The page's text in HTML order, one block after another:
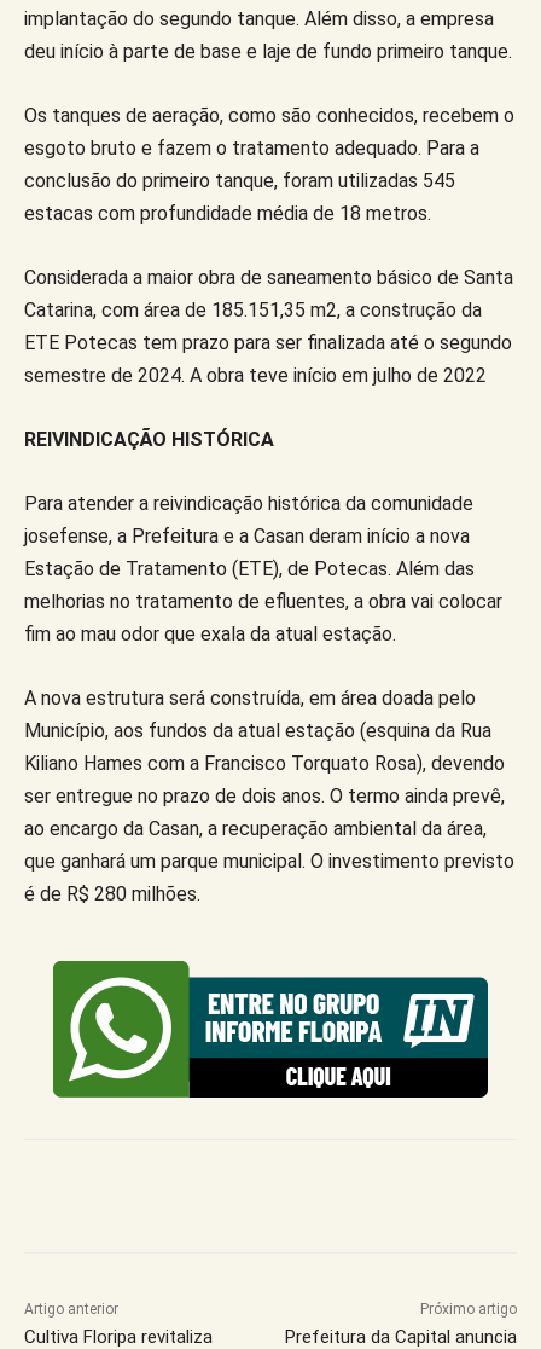
implantação do segundo tanque. Além disso, a empresa
deu início à parte de base e laje de fundo primeiro tanque.
Os tanques de aeração, como são conhecidos, recebem o
esgoto bruto e fazem o tratamento adequado. Para a
conclusão do primeiro tanque, foram utilizadas 545
estacas com profundidade média de 18 metros.
Considerada a maior obra de saneamento básico de Santa
Catarina, com área de 185.151,35 m2, a construção da
ETE Potecas tem prazo para ser finalizada até o segundo
semestre de 2024. A obra teve início em julho de 2022
REIVINDICAÇÃO HISTÓRICA
Para atender a reivindicação histórica da comunidade
josefense, a Prefeitura e a Casan deram início a nova
Estação de Tratamento (ETE), de Potecas. Além das
melhorias no tratamento de efluentes, a obra vai colocar
fim ao mau odor que exala da atual estação.
A nova estrutura será construída, em área doada pelo
Município, aos fundos da atual estação (esquina da Rua
Kiliano Hames com a Francisco Torquato Rosa), devendo
ser entregue no prazo de dois anos. O termo ainda prevê,
ao encargo da Casan, a recuperação ambiental da área,
que ganhará um parque municipal. O investimento previsto
é de R$ 280 milhões.
Artigo anterior
Cultiva Floripa revitaliza
Próximo artigo
Prefeitura da Capital anuncia